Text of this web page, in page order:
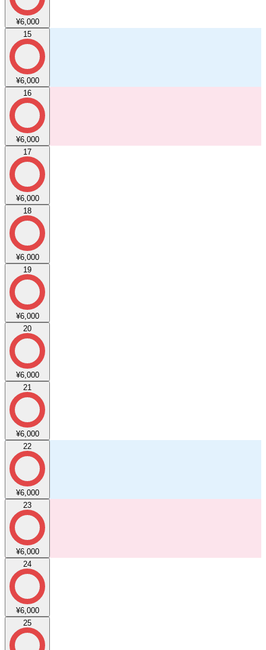
¥6,000
15
¥6,000
16
¥6,000
17
¥6,000
18
¥6,000
19
¥6,000
20
¥6,000
21
¥6,000
22
¥6,000
23
¥6,000
24
¥6,000
25